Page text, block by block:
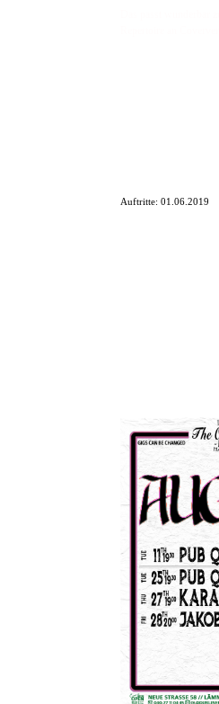
Auftritte:01.06.2019